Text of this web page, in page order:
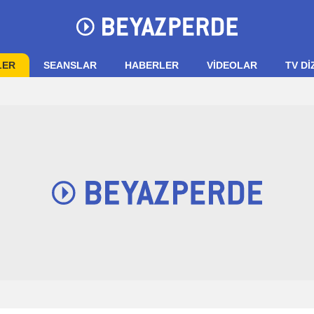
SEANSLAR HABERLER VIDEOLAR TV